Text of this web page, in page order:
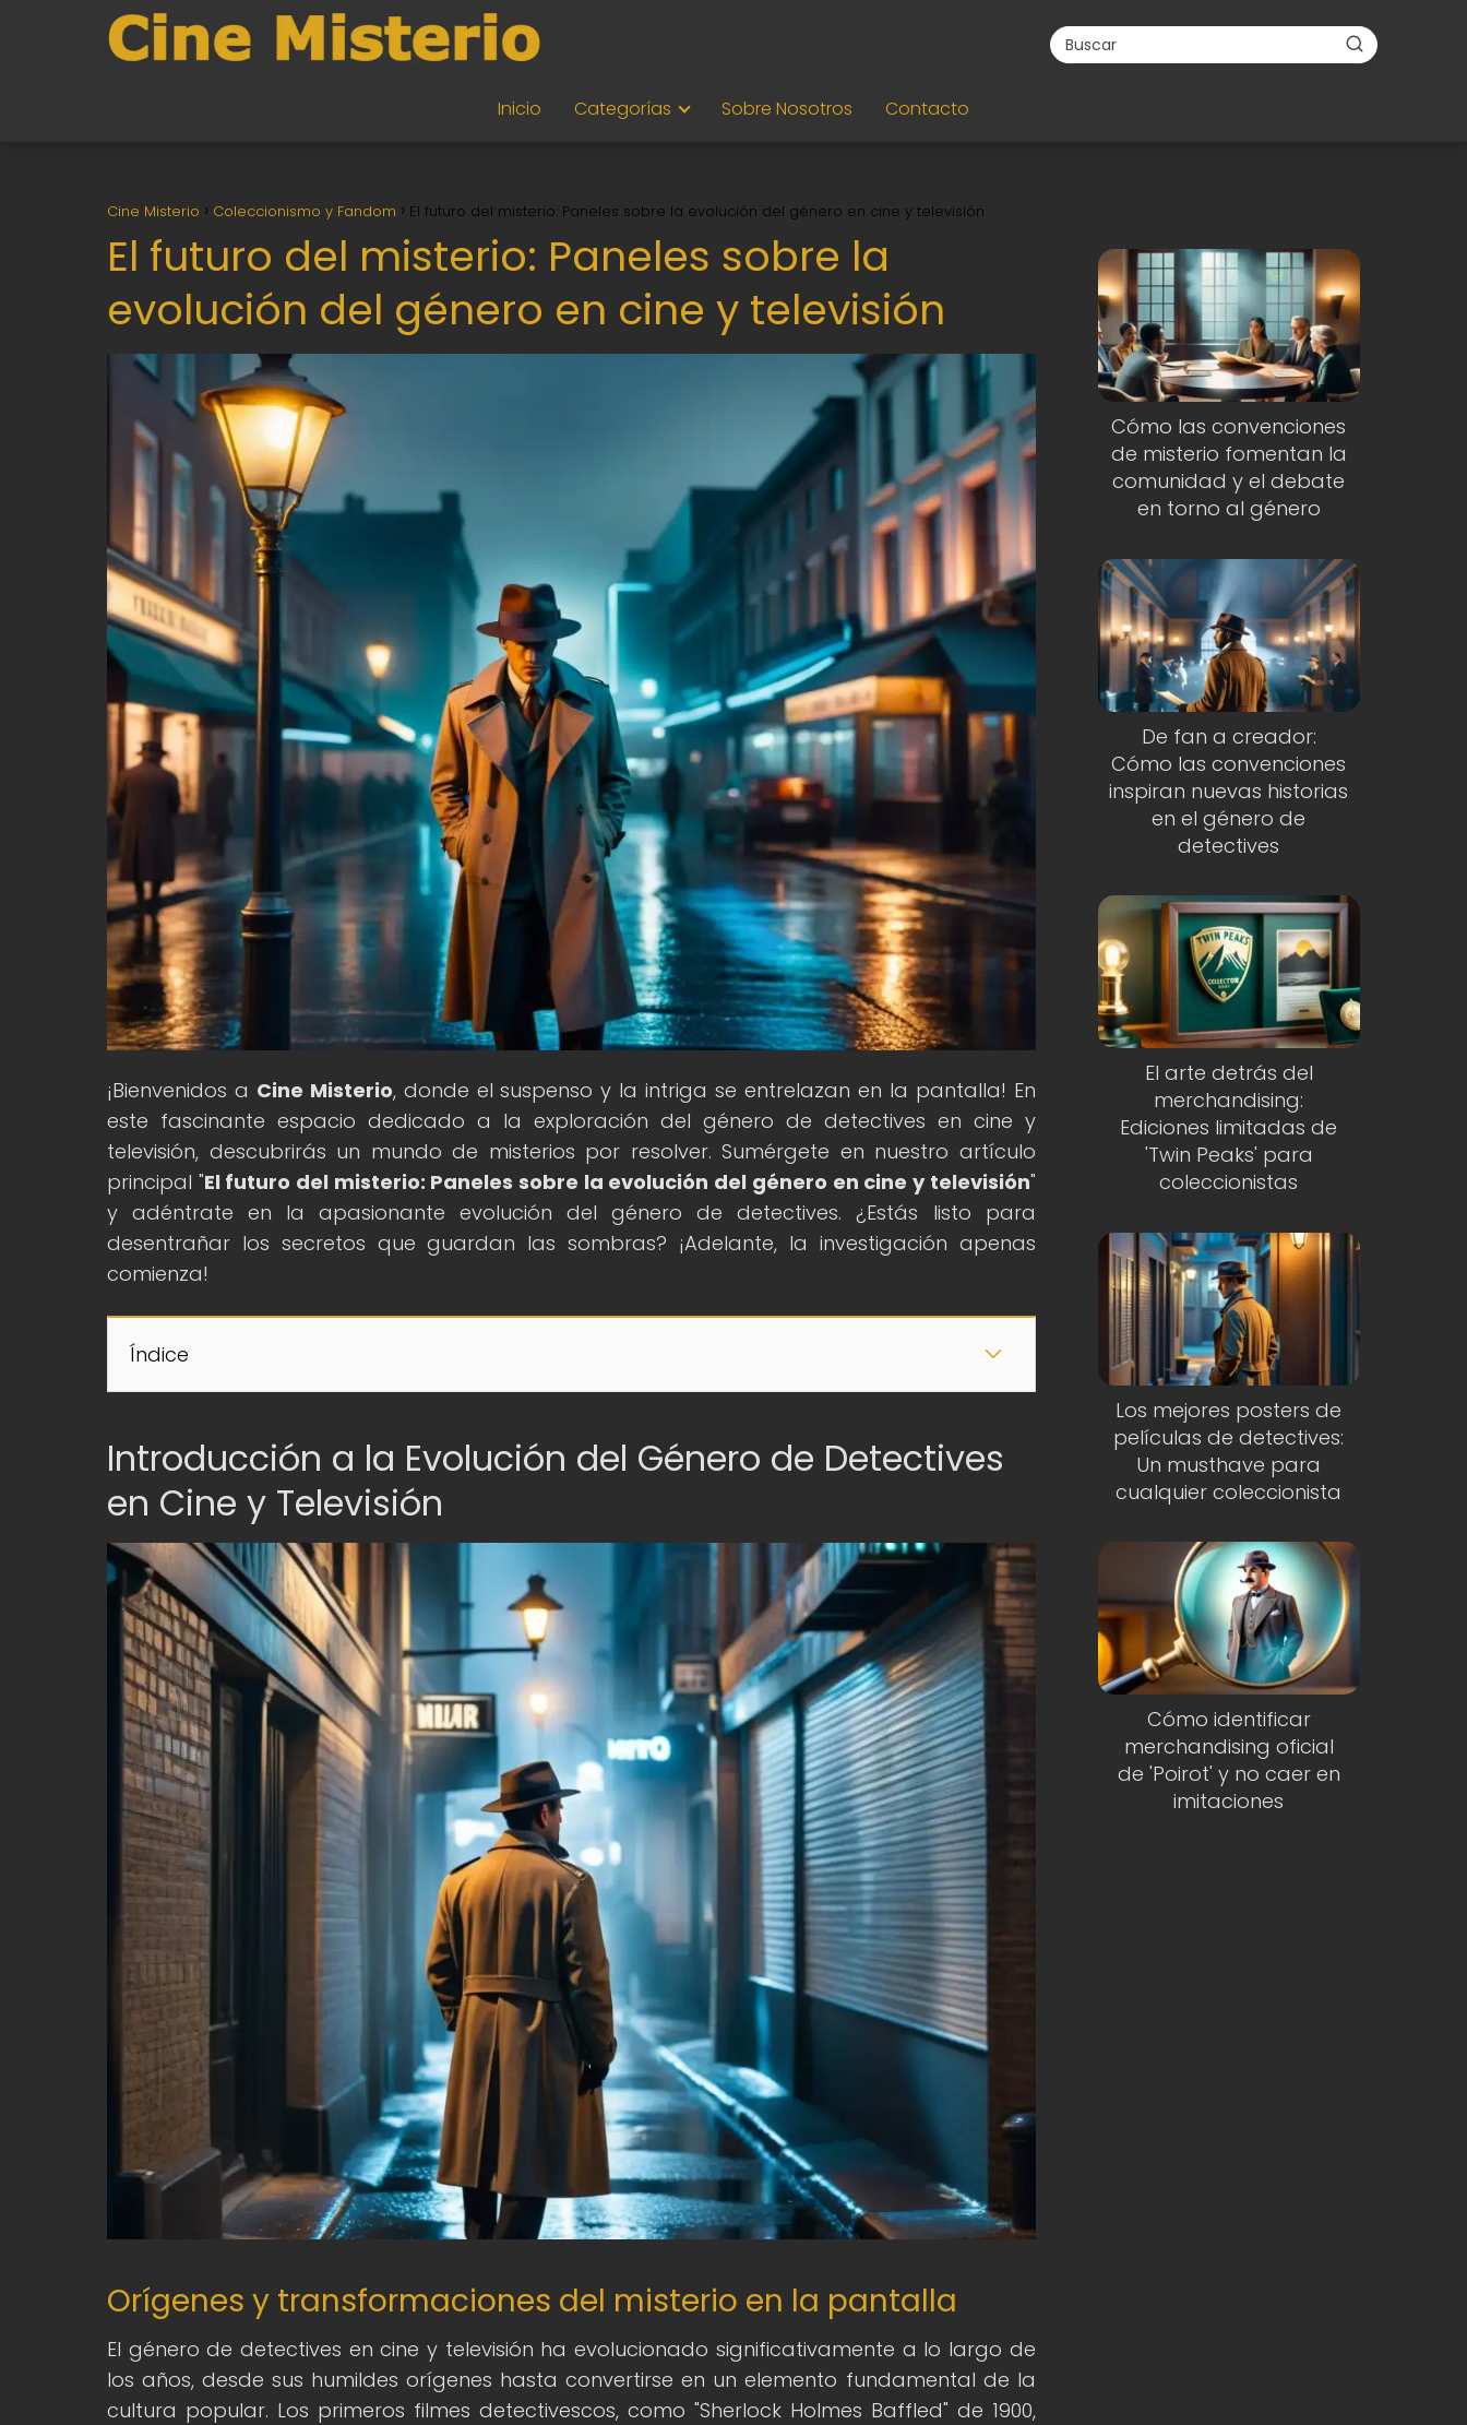
Inicio Categorías Sobre Nosotros Contacto
Cine Misterio Coleccionismo y Fandom El futuro del misterio: Paneles sobre la evolución del género en cine y televisión
El futuro del misterio: Paneles sobre la
evolución del género en cine y televisión
¡Bienvenidos a Cine Misterio, donde el suspenso y la intriga se entrelazan en la pantalla! En
este fascinante espacio dedicado a la exploración del género de detectives en cine y
televisión, descubrirás un mundo de misterios por resolver. Sumérgete en nuestro artículo
principal "El futuro del misterio: Paneles sobre la evolución del género en cine y televisión"
y adéntrate en la apasionante evolución del género de detectives. ¿Estás listo para
desentrañar los secretos que guardan las sombras? ¡Adelante, la investigación apenas
comienza!
Índice
Introducción a la Evolución del Género de Detectives
en Cine y Televisión
Orígenes y transformaciones del misterio en la pantalla
El género de detectives en cine y televisión ha evolucionado significativamente a lo largo de
los años, desde sus humildes orígenes hasta convertirse en un elemento fundamental de la
cultura popular. Los primeros filmes detectivescos, como "Sherlock Holmes Baffled" de 1900,
Cómo las convenciones
de misterio fomentan la
comunidad y el debate
en torno al género
De fan a creador:
Cómo las convenciones
inspiran nuevas historias
en el género de
detectives
El arte detrás del
merchandising:
Ediciones limitadas de
'Twin Peaks' para
coleccionistas
Los mejores posters de
películas de detectives:
Un musthave para
cualquier coleccionista
Cómo identificar
merchandising oficial
de 'Poirot' y no caer en
imitaciones